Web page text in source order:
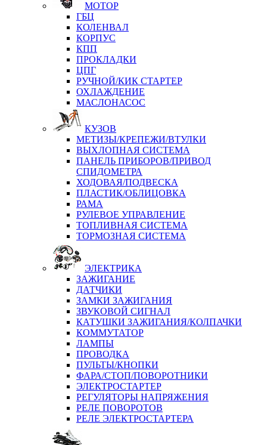
МОТОР
ГБЦ
КОЛЕНВАЛ
КОРПУС
КПП
ПРОКЛАДКИ
ЦПГ
РУЧНОЙ/КИК СТАРТЕР
ОХЛАЖДЕНИЕ
МАСЛОНАСОС
КУЗОВ
МЕТИЗЫ/КРЕПЕЖИ/ВТУЛКИ
ВЫХЛОПНАЯ СИСТЕМА
ПАНЕЛЬ ПРИБОРОВ/ПРИВОД
СПИДОМЕТРА
ХОДОВАЯ/ПОДВЕСКА
ПЛАСТИК/ОБЛИЦОВКА
РАМА
РУЛЕВОЕ УПРАВЛЕНИЕ
ТОПЛИВНАЯ СИСТЕМА
ТОРМОЗНАЯ СИСТЕМА
ЭЛЕКТРИКА
ЗАЖИГАНИЕ
ДАТЧИКИ
ЗАМКИ ЗАЖИГАНИЯ
ЗВУКОВОЙ СИГНАЛ
КАТУШКИ ЗАЖИГАНИЯ/КОЛПАЧКИ
КОММУТАТОР
ЛАМПЫ
ПРОВОДКА
ПУЛЬТЫ/КНОПКИ
ФАРА/СТОП/ПОВОРОТНИКИ
ЭЛЕКТРОСТАРТЕР
РЕГУЛЯТОРЫ НАПРЯЖЕНИЯ
РЕЛЕ ПОВОРОТОВ
РЕЛЕ ЭЛЕКТРОСТАРТЕРА